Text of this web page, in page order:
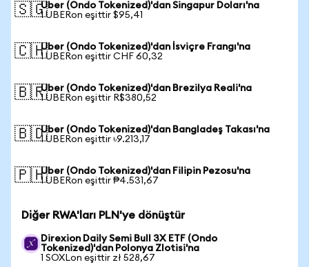
🇸🇬Uber (Ondo Tokenized)'dan Singapur Doları'na
1 UBERon eşittir $95,41
🇨🇭Uber (Ondo Tokenized)'dan İsviçre Frangı'na
1 UBERon eşittir CHF 60,32
🇧🇷Uber (Ondo Tokenized)'dan Brezilya Reali'na
1 UBERon eşittir R$380,52
🇧🇩Uber (Ondo Tokenized)'dan Bangladeş Takası'na
1 UBERon eşittir ৳9.213,17
🇵🇭Uber (Ondo Tokenized)'dan Filipin Pezosu'na
1 UBERon eşittir ₱4.531,67
Diğer RWA'ları PLN'ye dönüştür
Direxion Daily Semi Bull 3X ETF (Ondo
Tokenized)'dan Polonya Zlotisi'na
1 SOXLon eşittir zł 528,67